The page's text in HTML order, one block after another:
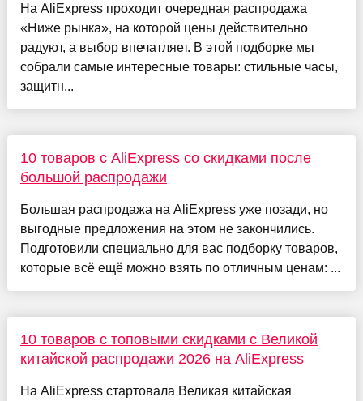
На AliExpress проходит очередная распродажа
«Ниже рынка», на которой цены действительно
радуют, а выбор впечатляет. В этой подборке мы
собрали самые интересные товары: стильные часы,
защитн...
10 товаров с AliExpress со скидками после
большой распродажи
Большая распродажа на AliExpress уже позади, но
выгодные предложения на этом не закончились.
Подготовили специально для вас подборку товаров,
которые всё ещё можно взять по отличным ценам: ...
10 товаров с топовыми скидками с Великой
китайской распродажи 2026 на AliExpress
На AliExpress стартовала Великая китайская